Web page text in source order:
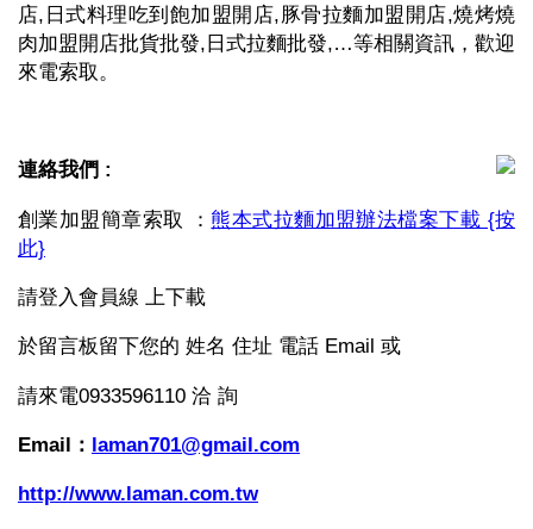
店,日式料理吃到飽加盟開店,豚骨拉麵加盟開店,燒烤燒
肉加盟開店批貨批發,日式拉麵批發,…等相關資訊，歡迎
來電索取。
連絡我們 :
創業加盟簡章索取 ：熊本式拉麵加盟辦法檔案下載 {按
此}
請登入會員線 上下載
於留言板留下您的 姓名 住址 電話 Email 或
請來電0933596110 洽 詢
Email： laman701@gmail.com
http://www.laman.com.tw